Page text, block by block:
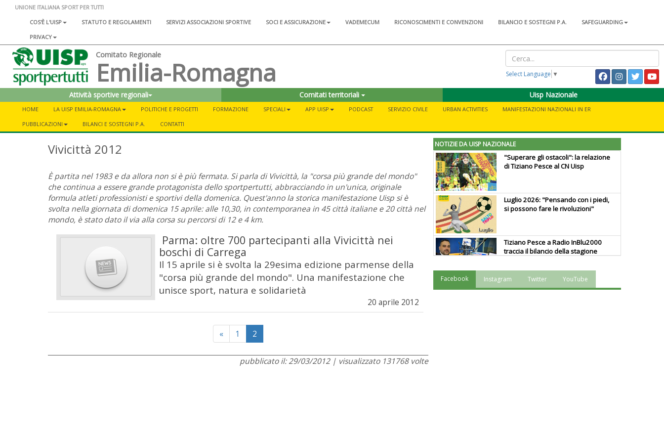
UNIONE ITALIANA SPORT PER TUTTI
COS'È L'UISP
STATUTO E REGOLAMENTI SERVIZI ASSOCIAZIONI SPORTIVE SOCI E ASSICURAZIONE VADEMECUM RICONOSCIMENTI E CONVENZIONI BILANCIO E SOSTEGNI P.A.
SAFEGUARDING
PRIVACY
Comitato Regionale
Emilia-Romagna Select Language ▼
Attività sportive regionali Comitati territoriali Uisp Nazionale
HOME LA UISP EMILIA-ROMAGNA POLITICHE E PROGETTI FORMAZIONE SPECIALI APP UISP PODCAST SERVIZIO CIVILE URBAN ACTIVITIES
MANIFESTAZIONI NAZIONALI IN ER
PUBBLICAZIONI
BILANCI E SOSTEGNI P.A. CONTATTI
Vivicittà 2012
È partita nel 1983 e da allora non si è più fermata. Si parla di Vivicittà, la "corsa più grande del mondo"
che continua a essere grande protagonista dello sportpertutti, abbracciando in un'unica, originale
formula atleti professionisti e sportivi della domenica. Quest'anno la storica manifestazione Uisp si è
svolta nella giornata di domenica 15 aprile: alle 10,30, in contemporanea in 45 città italiane e 20 città nel
mondo, è stato dato il via alla corsa su percorsi di 12 e 4 km.
Parma: oltre 700 partecipanti alla Vivicittà nei
boschi di Carrega
Il 15 aprile si è svolta la 29esima edizione parmense della
"corsa più grande del mondo". Una manifestazione che
unisce sport, natura e solidarietà
20 aprile 2012
«Previous
1 2
pubblicato il: 29/03/2012 | visualizzato 131768 volte
NOTIZIE DA UISP NAZIONALE
"Superare gli ostacoli": la relazione
di Tiziano Pesce al CN Uisp
Luglio 2026: "Pensando con i piedi,
si possono fare le rivoluzioni"
Tiziano Pesce a Radio InBlu2000
traccia il bilancio della stagione
Facebook Instagram Twitter YouTube